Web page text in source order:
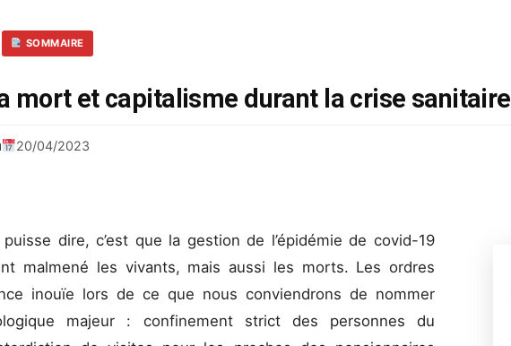
SOMMAIRE
mort et capitalisme durant la crise sanitaire
20/04/2023
puisse dire, c’est que la gestion de l’épidémie de covid-19
malmené les vivants, mais aussi les morts. Les ordres
inouïe lors de ce que nous conviendrons de nommer
majeur : confinement strict des personnes du